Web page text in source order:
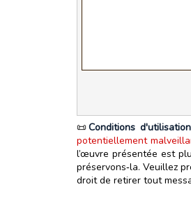
📜Conditions
potentiellement
l’œuvre présentée est
préservons‑la. Veuillez
droit de retirer tout